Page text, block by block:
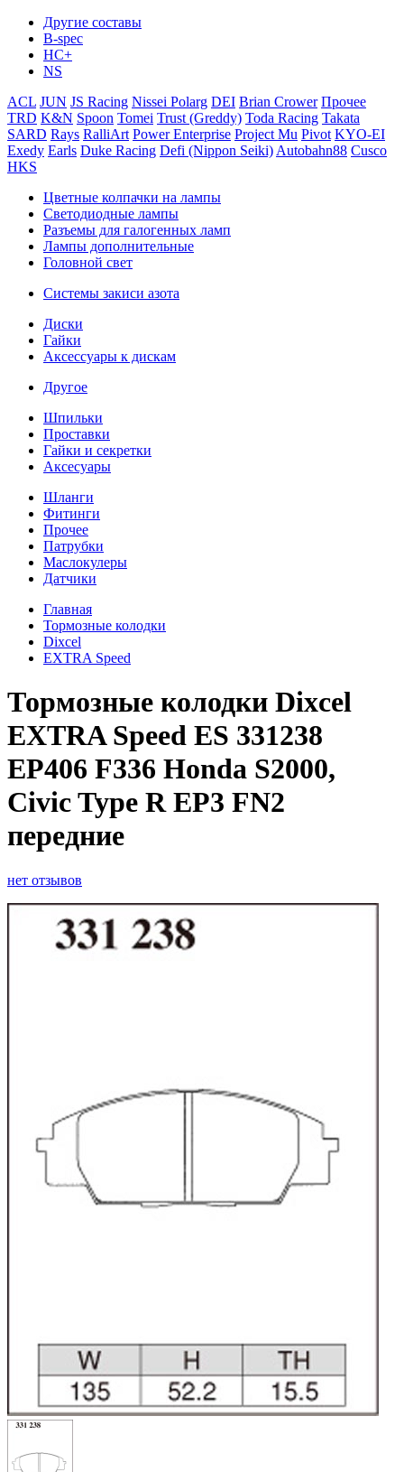
Другие составы
B-spec
HC+
NS
ACL JUN JS Racing Nissei Polarg DEI Brian Crower Прочее
TRD K&N Spoon Tomei Trust (Greddy) Toda Racing Takata
SARD Rays RalliArt Power Enterprise Project Mu Pivot KYO-EI
Exedy Earls Duke Racing Defi (Nippon Seiki) Autobahn88 Cusco
HKS
Цветные колпачки на лампы
Светодиодные лампы
Разъемы для галогенных ламп
Лампы дополнительные
Головной свет
Системы закиси азота
Диски
Гайки
Аксессуары к дискам
Другое
Шпильки
Проставки
Гайки и секретки
Аксесуары
Шланги
Фитинги
Прочее
Патрубки
Маслокулеры
Датчики
Главная
Тормозные колодки
Dixcel
EXTRA Speed
Тормозные колодки Dixcel
EXTRA Speed ES 331238
EP406 F336 Honda S2000,
Civic Type R EP3 FN2
передние
нет отзывов